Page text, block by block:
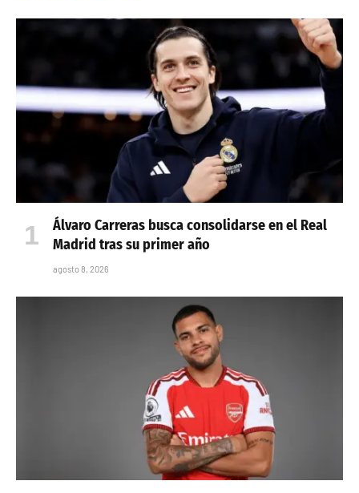
Álvaro Carreras busca consolidarse en el Real
Madrid tras su primer año
agosto 8, 2026